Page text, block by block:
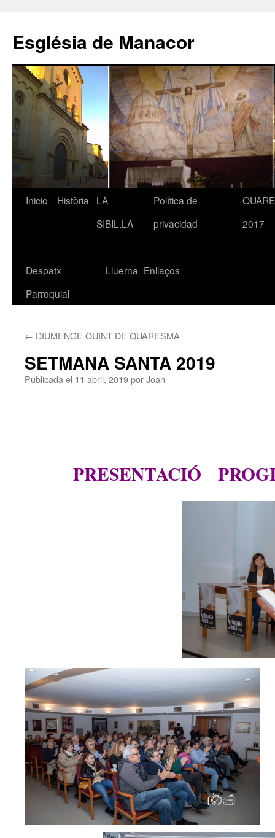
contenido
Església de Manacor
Inicio Història
LA
SIBIL.LA
Política de
privacidad
2017
Despatx
Parroquial
Lluerna Enllaços
← DIUMENGE QUINT DE QUARESMA
SETMANA SANTA 2019
Publicada el 11 abril, 2019porJoan
PRESENTACIÓ